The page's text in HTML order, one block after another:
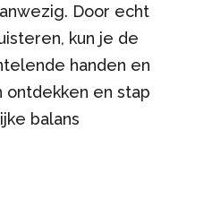
Door echt
kun je de
handen en
en stap
balans